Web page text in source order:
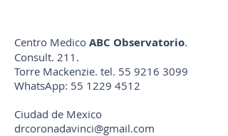
Centro Medico ABC Observatorio.
Consult. 211.
Torre Mackenzie. tel. 55 9216 3099
WhatsApp: 55 1229 4512
Ciudad de Mexico
drcoronadavinci@gmail.com